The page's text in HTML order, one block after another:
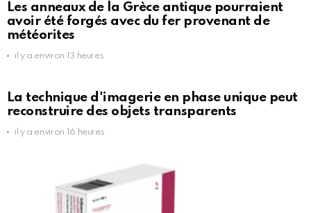
Les anneaux de la Grèce antique pourraient
avoir été forgés avec du fer provenant de
météorites
il y a environ 13 heures
La technique d'imagerie en phase unique peut
reconstruire des objets transparents
il y a environ 16 heures